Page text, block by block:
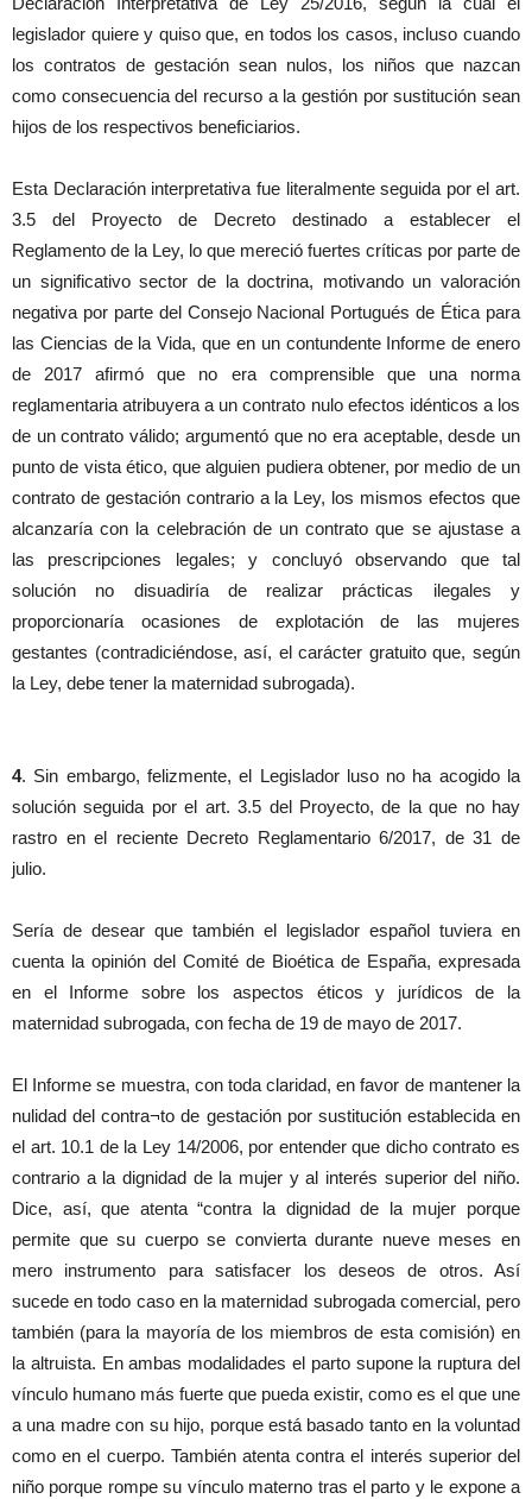
legislador quiere y quiso que, en todos los casos, incluso cuando
los contratos de gestación sean nulos, los niños que nazcan
como consecuencia del recurso a la gestión por sustitución sean
hijos de los respectivos beneficiarios.
Esta Declaración interpretativa fue literalmente seguida por el art.
3.5 del Proyecto de Decreto destinado a establecer el
Reglamento de la Ley, lo que mereció fuertes críticas por parte de
un significativo sector de la doctrina, motivando un valoración
negativa por parte del Consejo Nacional Portugués de Ética para
las Ciencias de la Vida, que en un contundente Informe de enero
de 2017 afirmó que no era comprensible que una norma
reglamentaria atribuyera a un contrato nulo efectos idénticos a los
de un contrato válido; argumentó que no era aceptable, desde un
punto de vista ético, que alguien pudiera obtener, por medio de un
contrato de gestación contrario a la Ley, los mismos efectos que
alcanzaría con la celebración de un contrato que se ajustase a
las prescripciones legales; y concluyó observando que tal
solución no disuadiría de realizar prácticas ilegales y
proporcionaría ocasiones de explotación de las mujeres
gestantes (contradiciéndose, así, el carácter gratuito que, según
la Ley, debe tener la maternidad subrogada).
4. Sin embargo, felizmente, el Legislador luso no ha acogido la
solución seguida por el art. 3.5 del Proyecto, de la que no hay
rastro en el reciente Decreto Reglamentario 6/2017, de 31 de
julio.
Sería de desear que también el legislador español tuviera en
cuenta la opinión del Comité de Bioética de España, expresada
en el Informe sobre los aspectos éticos y jurídicos de la
maternidad subrogada, con fecha de 19 de mayo de 2017.
El Informe se muestra, con toda claridad, en favor de mantener la
nulidad del contra¬to de gestación por sustitución establecida en
el art. 10.1 de la Ley 14/2006, por entender que dicho contrato es
contrario a la dignidad de la mujer y al interés superior del niño.
Dice, así, que atenta “contra la dignidad de la mujer porque
permite que su cuerpo se convierta durante nueve meses en
mero instrumento para satisfacer los deseos de otros. Así
sucede en todo caso en la maternidad subrogada comercial, pero
también (para la mayoría de los miembros de esta comisión) en
la altruista. En ambas modalidades el parto supone la ruptura del
vínculo humano más fuerte que pueda existir, como es el que une
a una madre con su hijo, porque está basado tanto en la voluntad
como en el cuerpo. También atenta contra el interés superior del
niño porque rompe su vínculo materno tras el parto y le expone a